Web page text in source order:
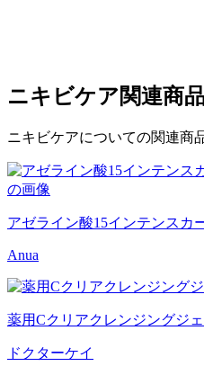
ニキビケア関連商
ニキビケアについての関連商
アゼライン酸15インテンスカ
Anua
薬用Cクリアクレンジングジ
ドクターケイ